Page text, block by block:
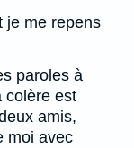
je me repens
paroles à
colère est
amis,
moi avec